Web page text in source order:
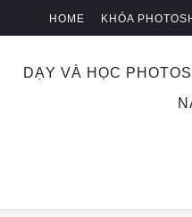
HOME KHÓA
DẠY VÀ HỌC